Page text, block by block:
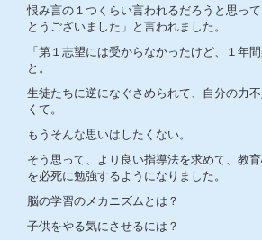
恨み言の１つくらい言われるだろうと思っ
とうございました」と言われました。
「第１志望には受からなかったけど、１年
と。
生徒たちに逆になぐさめられて、自分の力
くて。
もうそんな思いはしたくない。
そう思って、より良い指導法を求めて、教
を必死に勉強するようになりました。
脳の学習のメカニズムとは？
子供をやる気にさせるには？